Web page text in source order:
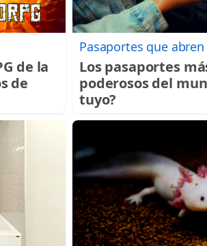
de la
de
Pasaportes que
Los pasaportes
poderosos del
tuyo?